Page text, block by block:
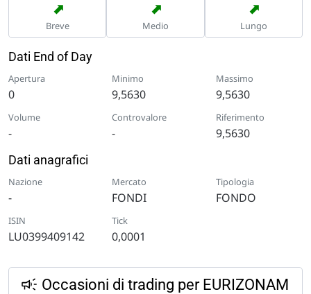
➡
Breve
➡
Medio
➡
Lungo
Dati End of Day
Apertura
0
Minimo
9,5630
Massimo
9,5630
Volume
-
Controvalore
-
Riferimento
9,5630
Dati anagrafici
Nazione
-
Mercato
FONDI
Tipologia
FONDO
ISIN
LU0399409142
Tick
0,0001
Occasioni di trading per EURIZONAM